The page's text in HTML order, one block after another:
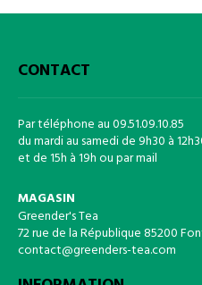
CONTACT
Par téléphone au 09.51.09.10.85
du mardi au samedi de 9h30 à
et de 15h à 19h ou par mail
MAGASIN
Greender's Tea
72 rue de la République 85200
contact@greenders-tea.com